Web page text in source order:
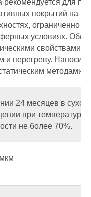
рекомендуется для
покрытий на
ограниченно
условиях.
свойствами,
и перегреву.
методами.
24 месяцев в
при температуре
не более 70%.